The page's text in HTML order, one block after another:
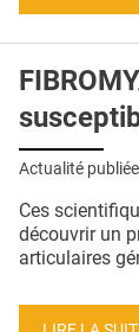
CRÉDITS
Actualité
Ces
découvrir un
articulaires